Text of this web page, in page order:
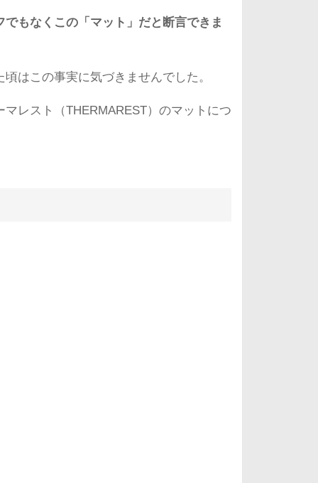
もなくこの「マット」だと断言できま
はこの事実に気づきませんでした。
レスト（THERMAREST）のマットにつ